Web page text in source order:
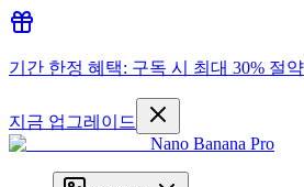
기간 한정 혜택: 구독 시 최대 30% 절약
지금 업그레이드
Nano Banana Pro